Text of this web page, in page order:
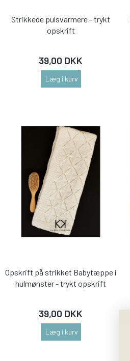
Strikkede pulsvarmere - trykt
opskrift
39,00 DKK
Læg i kurv
Opskrift på strikket Babytæppe i
hulmønster - trykt opskrift
39,00 DKK
Læg i kurv